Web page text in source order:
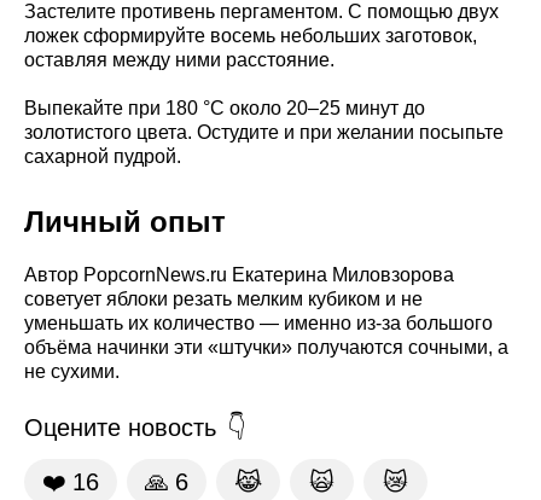
Застелите противень пергаментом. С помощью двух
ложек сформируйте восемь небольших заготовок,
оставляя между ними расстояние.
Выпекайте при 180 °C около 20–25 минут до
золотистого цвета. Остудите и при желании посыпьте
сахарной пудрой.
Личный опыт
Автор PopcornNews.ru Екатерина Миловзорова
советует яблоки резать мелким кубиком и не
уменьшать их количество — именно из-за большого
объёма начинки эти «штучки» получаются сочными, а
не сухими.
Оцените новость
❤️ 16 🙏 6 😹 🙀 😿